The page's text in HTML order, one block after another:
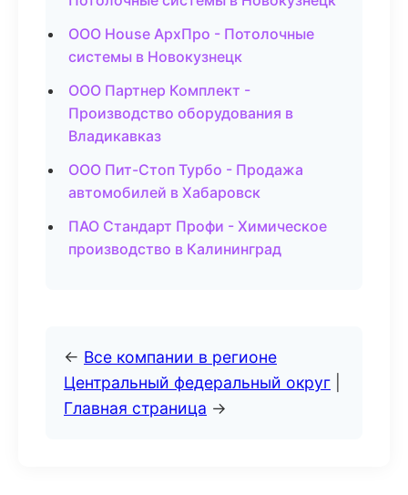
ООО House АрхПро - Потолочные
системы в Новокузнецк
ООО Партнер Комплект -
Производство оборудования в
Владикавказ
ООО Пит-Стоп Турбо - Продажа
автомобилей в Хабаровск
ПАО Стандарт Профи - Химическое
производство в Калининград
← Все компании в регионе
Центральный федеральный округ
Главная страница →